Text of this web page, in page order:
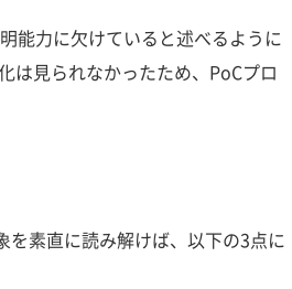
能力に欠けていると述べるように
は見られなかったため、PoCプロ
素直に読み解けば、以下の3点に